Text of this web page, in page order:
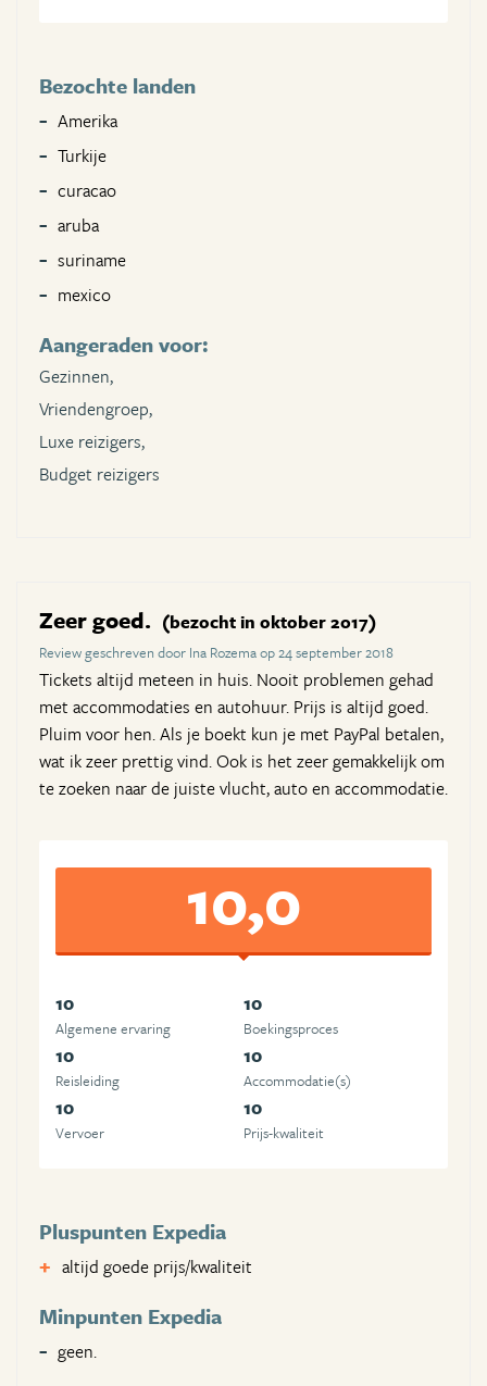
Bezochte landen
Amerika
Turkije
curacao
aruba
suriname
mexico
Aangeraden voor:
Gezinnen,
Vriendengroep,
Luxe reizigers,
Budget reizigers
Zeer goed. (bezocht in oktober 2017)
Review geschreven door Ina Rozema op 24 september 2018
Tickets altijd meteen in huis. Nooit problemen gehad
met accommodaties en autohuur. Prijs is altijd goed.
Pluim voor hen. Als je boekt kun je met PayPal betalen,
wat ik zeer prettig vind. Ook is het zeer gemakkelijk om
te zoeken naar de juiste vlucht, auto en accommodatie.
10,0
10
Algemene ervaring
10
Boekingsproces
10
Reisleiding
10
Accommodatie(s)
10
Vervoer
10
Prijs-kwaliteit
Pluspunten Expedia
altijd goede prijs/kwaliteit
Minpunten Expedia
geen.